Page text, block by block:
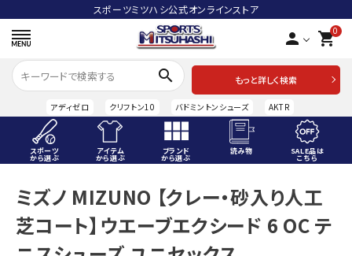
スポーツミツハシ公式オンラインストア
person 0
shopping_cart
search
もっと詳しく検索
アディゼロ クリフトン10 バドミントンシューズ AKTR
スポーツ
から選ぶ
アイテム
から選ぶ
ブランド
から選ぶ
読み物 SALE品は
こちら
ACCOUNT MENU
ようこそ ゲスト 様
meeting_room ログイン person 会員登録
ミズノ MIZUNO 【クレー・砂入り人工
芝コート】ウエーブエクシード 6 OC テ